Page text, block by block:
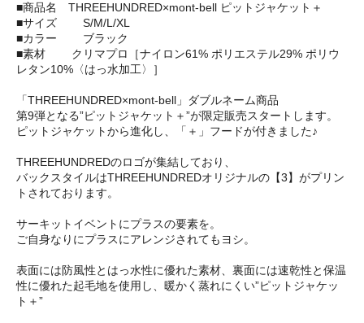
■商品名 THREEHUNDRED×mont-bell ピットジャケット＋
■サイズ S/M/L/XL
■カラー ブラック
■素材 クリマプロ［ナイロン61% ポリエステル29% ポリウ
レタン10%〈はっ水加工〉］
「THREEHUNDRED×mont-bell」ダブルネーム商品
第9弾となる”ピットジャケット＋”が限定販売スタートします。
ピットジャケットから進化し、「＋」フードが付きました♪
THREEHUNDREDのロゴが集結しており、
バックスタイルはTHREEHUNDREDオリジナルの【3】がプリン
トされております。
サーキットイベントにプラスの要素を。
ご自身なりにプラスにアレンジされてもヨシ。
表面には防風性とはっ水性に優れた素材、裏面には速乾性と保温
性に優れた起毛地を使用し、暖かく蒸れにくい”ピットジャケッ
ト＋”